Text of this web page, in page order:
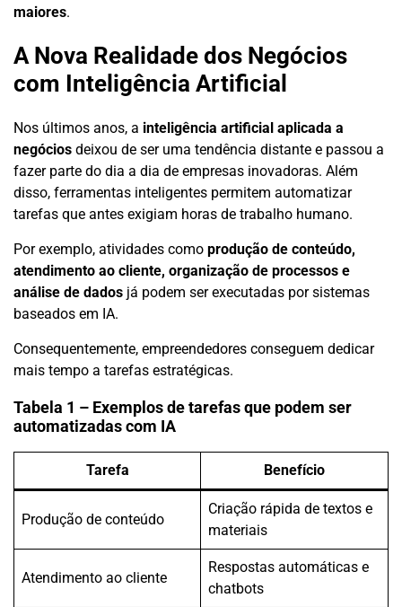
maiores.
A Nova Realidade dos Negócios
com Inteligência Artificial
Nos últimos anos, a inteligência artificial aplicada a
negócios deixou de ser uma tendência distante e passou a
fazer parte do dia a dia de empresas inovadoras. Além
disso, ferramentas inteligentes permitem automatizar
tarefas que antes exigiam horas de trabalho humano.
Por exemplo, atividades como produção de conteúdo,
atendimento ao cliente, organização de processos e
análise de dados já podem ser executadas por sistemas
baseados em IA.
Consequentemente, empreendedores conseguem dedicar
mais tempo a tarefas estratégicas.
Tabela 1 – Exemplos de tarefas que podem ser
automatizadas com IA
Tarefa Benefício
Produção de conteúdo
Criação rápida de textos e
materiais
Atendimento ao cliente
Respostas automáticas e
chatbots